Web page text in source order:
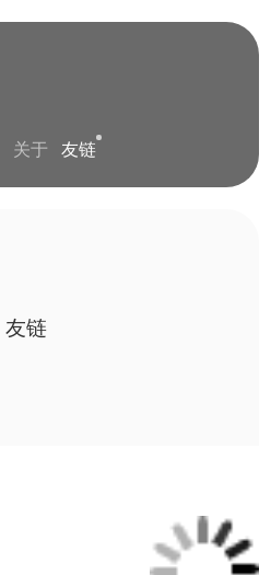
关于 友链
友链